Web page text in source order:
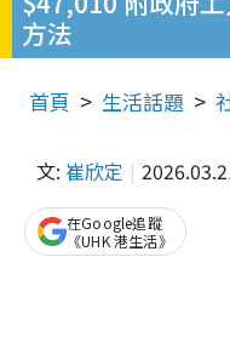
方法
首頁 生活話題
文: 崔欣定
在Google追蹤
《UHK 港生活》